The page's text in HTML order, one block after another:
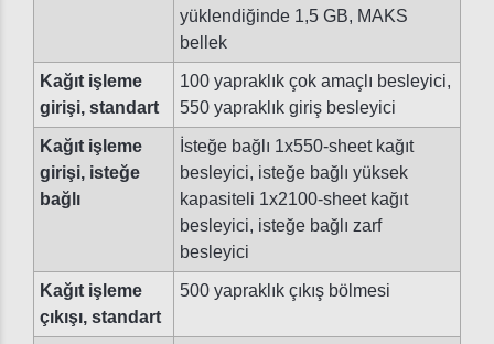
yüklendiğinde 1,5 GB, MAKS
bellek
Kağıt işleme
girişi, standart
100 yapraklık çok amaçlı besleyici,
550 yapraklık giriş besleyici
Kağıt işleme
girişi, isteğe
bağlı
İsteğe bağlı 1x550-sheet kağıt
besleyici, isteğe bağlı yüksek
kapasiteli 1x2100-sheet kağıt
besleyici, isteğe bağlı zarf
besleyici
Kağıt işleme
çıkışı, standart
500 yapraklık çıkış bölmesi